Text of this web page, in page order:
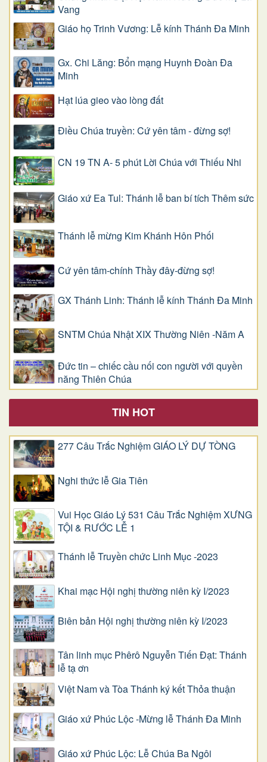
Vang
Giáo họ Trinh Vương: Lễ kính Thánh Đa Minh
Gx. Chi Lăng: Bổn mạng Huynh Đoàn Đa
Minh
Hạt lúa gieo vào lòng đất
Điều Chúa truyền: Cứ yên tâm - đừng sợ!
CN 19 TN A- 5 phút Lời Chúa với Thiếu Nhi
Giáo xứ Ea Tul: Thánh lễ ban bí tích Thêm sức
Thánh lễ mừng Kim Khánh Hôn Phối
Cứ yên tâm-chính Thầy đây-đừng sợ!
GX Thánh Linh: Thánh lễ kính Thánh Đa Minh
SNTM Chúa Nhật XIX Thường Niên -Năm A
Đức tin – chiếc cầu nối con người với quyền
năng Thiên Chúa
TIN HOT
277 Câu Trắc Nghiệm GIÁO LÝ DỰ TÒNG
Nghi thức lễ Gia Tiên
Vui Học Giáo Lý 531 Câu Trắc Nghiệm XƯNG
TỘI & RƯỚC LỄ 1
Thánh lễ Truyền chức Linh Mục -2023
Khai mạc Hội nghị thường niên kỳ I/2023
Biên bản Hội nghị thường niên kỳ I/2023
Tân linh mục Phêrô Nguyễn Tiến Đạt: Thánh
lễ tạ ơn
Việt Nam và Tòa Thánh ký kết Thỏa thuận
Giáo xứ Phúc Lộc -Mừng lễ Thánh Đa Minh
Giáo xứ Phúc Lộc: Lễ Chúa Ba Ngôi